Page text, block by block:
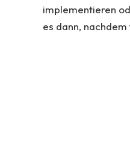
implementieren
es dann,